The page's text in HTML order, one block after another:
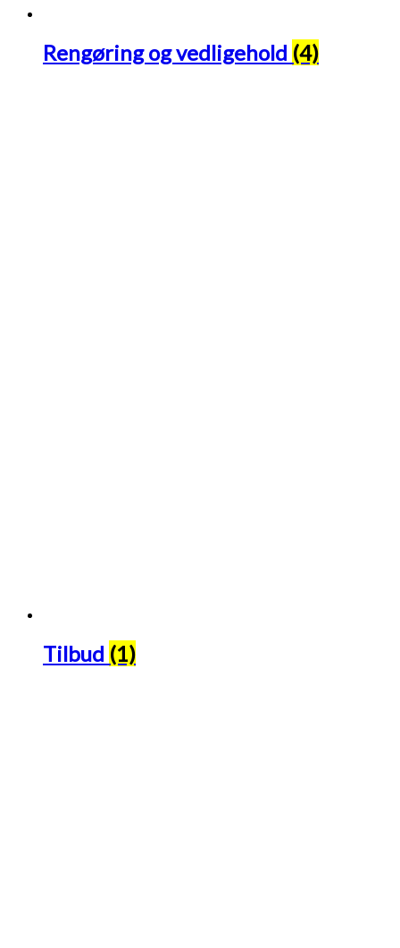
Rengøring og vedligehold (4)
Tilbud (1)